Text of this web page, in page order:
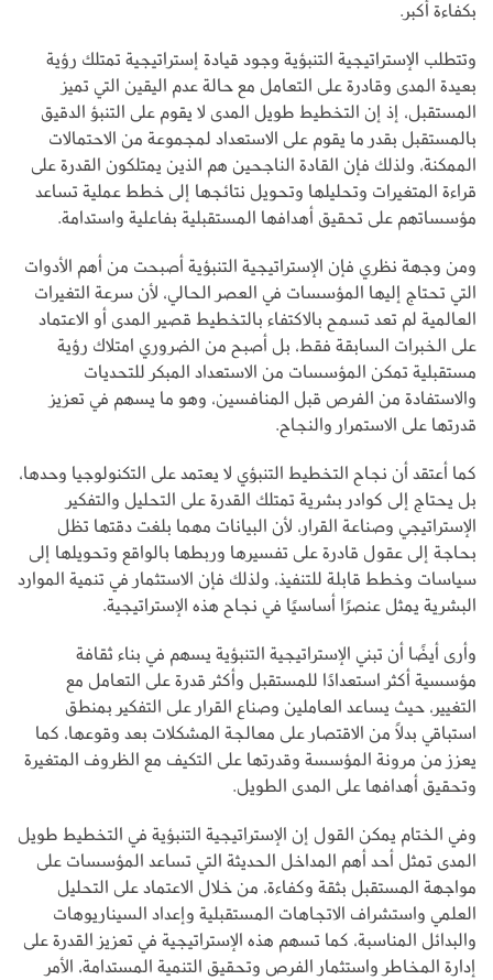
بكفاءة أكبر.
وتتطلب الإستراتيجية التنبؤية وجود قيادة إستراتيجية تمتلك رؤية
بعيدة المدى وقادرة على التعامل مع حالة عدم اليقين التي تميز
المستقبل، إذ إن التخطيط طويل المدى لا يقوم على التنبؤ الدقيق
بالمستقبل بقدر ما يقوم على الاستعداد لمجموعة من الاحتمالات
الممكنة، ولذلك فإن القادة الناجحين هم الذين يمتلكون القدرة على
قراءة المتغيرات وتحليلها وتحويل نتائجها إلى خطط عملية تساعد
مؤسساتهم على تحقيق أهدافها المستقبلية بفاعلية واستدامة.
ومن وجهة نظري فإن الإستراتيجية التنبؤية أصبحت من أهم الأدوات
التي تحتاج إليها المؤسسات في العصر الحالي، لأن سرعة التغيرات
العالمية لم تعد تسمح بالاكتفاء بالتخطيط قصير المدى أو الاعتماد
على الخبرات السابقة فقط، بل أصبح من الضروري امتلاك رؤية
مستقبلية تمكن المؤسسات من الاستعداد المبكر للتحديات
والاستفادة من الفرص قبل المنافسين، وهو ما يسهم في تعزيز
قدرتها على الاستمرار والنجاح.
كما أعتقد أن نجاح التخطيط التنبؤي لا يعتمد على التكنولوجيا وحدها،
بل يحتاج إلى كوادر بشرية تمتلك القدرة على التحليل والتفكير
الإستراتيجي وصناعة القرار، لأن البيانات مهما بلغت دقتها تظل
بحاجة إلى عقول قادرة على تفسيرها وربطها بالواقع وتحويلها إلى
سياسات وخطط قابلة للتنفيذ، ولذلك فإن الاستثمار في تنمية الموارد
البشرية يمثل عنصرًا أساسيًا في نجاح هذه الإستراتيجية.
وأرى أيضًا أن تبني الإستراتيجية التنبؤية يسهم في بناء ثقافة
مؤسسية أكثر استعدادًا للمستقبل وأكثر قدرة على التعامل مع
التغيير، حيث يساعد العاملين وصناع القرار على التفكير بمنطق
استباقي بدلاً من الاقتصار على معالجة المشكلات بعد وقوعها، كما
يعزز من مرونة المؤسسة وقدرتها على التكيف مع الظروف المتغيرة
وتحقيق أهدافها على المدى الطويل.
وفي الختام يمكن القول إن الإستراتيجية التنبؤية في التخطيط طويل
المدى تمثل أحد أهم المداخل الحديثة التي تساعد المؤسسات على
مواجهة المستقبل بثقة وكفاءة، من خلال الاعتماد على التحليل
العلمي واستشراف الاتجاهات المستقبلية وإعداد السيناريوهات
والبدائل المناسبة، كما تسهم هذه الإستراتيجية في تعزيز القدرة على
إدارة المخاطر واستثمار الفرص وتحقيق التنمية المستدامة، الأمر